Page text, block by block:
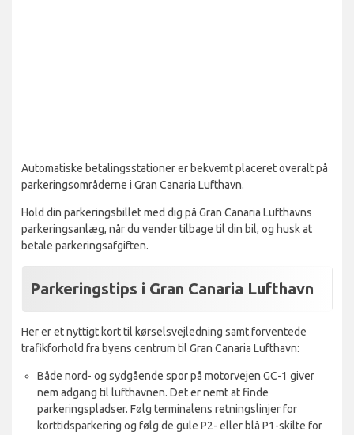
Automatiske betalingsstationer er bekvemt placeret overalt på
parkeringsområderne i Gran Canaria Lufthavn.
Hold din parkeringsbillet med dig på Gran Canaria Lufthavns
parkeringsanlæg, når du vender tilbage til din bil, og husk at
betale parkeringsafgiften.
Parkeringstips i Gran Canaria Lufthavn
Her er et nyttigt kort til kørselsvejledning samt forventede
trafikforhold fra byens centrum til Gran Canaria Lufthavn:
Både nord- og sydgående spor på motorvejen GC-1 giver
nem adgang til lufthavnen. Det er nemt at finde
parkeringspladser. Følg terminalens retningslinjer for
korttidsparkering og følg de gule P2- eller blå P1-skilte for